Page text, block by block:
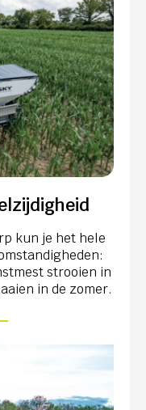
kun je het hele
strooien in
in de zomer.